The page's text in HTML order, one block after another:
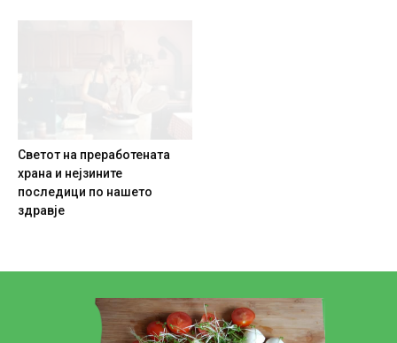
Светот на преработената
храна и нејзините
последици по нашето
здравје